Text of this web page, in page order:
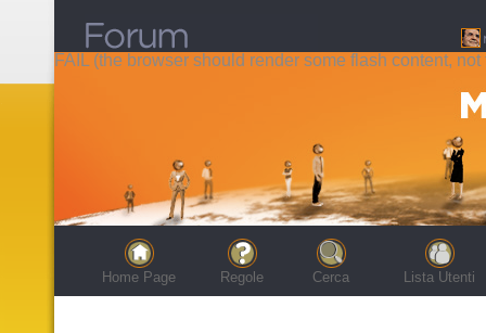
FAIL (the browser should render some flash content, not
Home Page Regole Cerca Lista Utenti